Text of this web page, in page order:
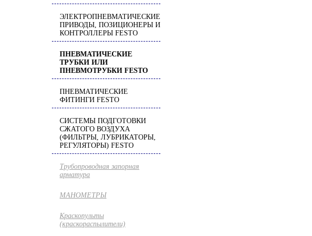
ЭЛЕКТРОПНЕВМАТИЧЕСКИЕ
ПРИВОДЫ, ПОЗИЦИОНЕРЫ И
КОНТРОЛЛЕРЫ FESTO
ПНЕВМАТИЧЕСКИЕ
ТРУБКИ ИЛИ
ПНЕВМОТРУБКИ FESTO
ПНЕВМАТИЧЕСКИЕ
ФИТИНГИ FESTO
СИСТЕМЫ ПОДГОТОВКИ
СЖАТОГО ВОЗДУХА
(ФИЛЬТРЫ, ЛУБРИКАТОРЫ,
РЕГУЛЯТОРЫ) FESTO
Трубопроводная запорная
арматура
МАНОМЕТРЫ
Краскопульты
(краскораспылители)